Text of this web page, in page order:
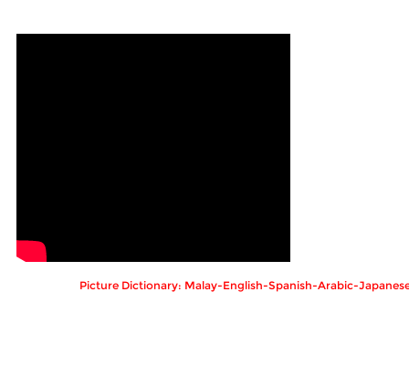
Picture Dictionary: Malay-English-Spanish-Arabic-